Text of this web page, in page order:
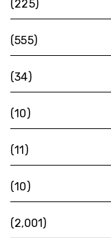
(225)
(555)
(34)
(10)
(11)
(10)
(2٬001)